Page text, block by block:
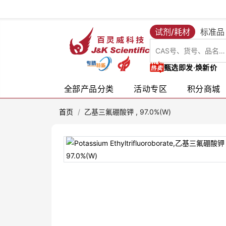
试剂/耗材 标准品
甄选即发·焕新价
全部产品分类 活动专区 积分商城
首页 / 乙基三氟硼酸钾 , 97.0%(W)